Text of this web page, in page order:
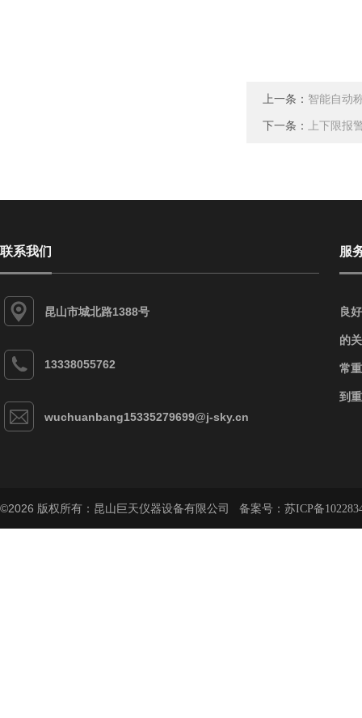
上一条： 智能自动
下一条： 上下限报
联系我们
昆山市城北路1388号
13338055762
wuchuanbang15335279699@j-sky.cn
服
良
的
常
到
©2026 版权所有：昆山巨天仪器设备有限公司 备案号： 苏ICP备